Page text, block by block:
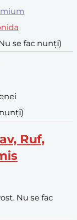
se fac nunți)
Ruf,
Nu se fac